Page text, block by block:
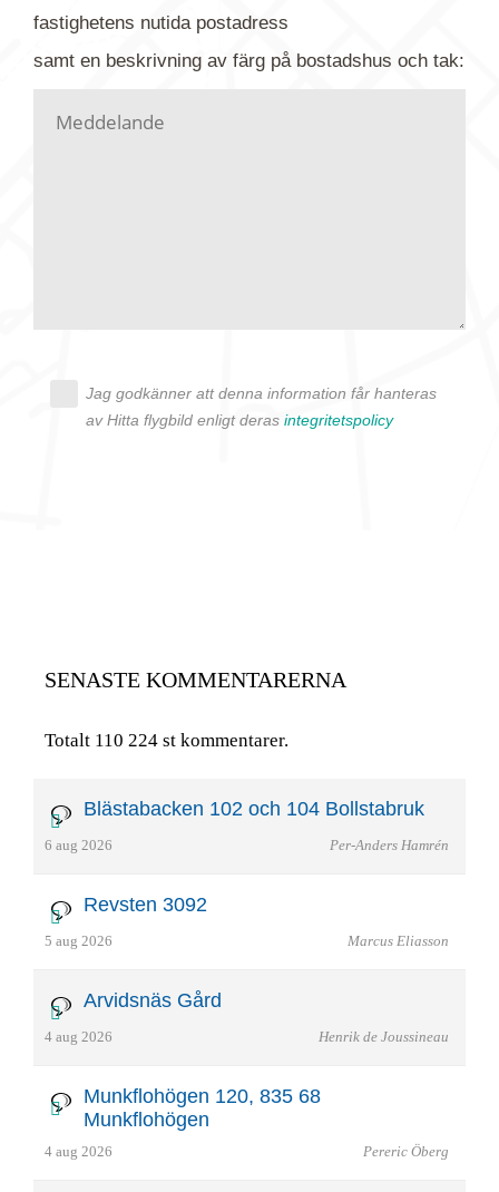
kontaktar dig så fort vi kan, givetvis utan
fastighetens nutidapostadress
samt en beskrivning av färg på bostadshus och tak:
Jag godkänner att denna information får hanteras
av Hitta flygbild enligt deras integritetspolicy
SENASTE KOMMENTARERNA
Totalt 110 224 st kommentarer.
Blästabacken 102 och 104 Bollstabruk
6 aug 2026 Per-Anders Hamrén
Revsten 3092
5 aug 2026 Marcus Eliasson
Arvidsnäs Gård
4 aug 2026 Henrik de Joussineau
Munkflohögen 120, 835 68
Munkflohögen
4 aug 2026 Pereric Öberg